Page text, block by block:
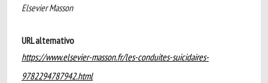
Elsevier Masson
URL alternativo
https://www.elsevier-masson.fr/les-conduites-suicidaires-
9782294787942.html